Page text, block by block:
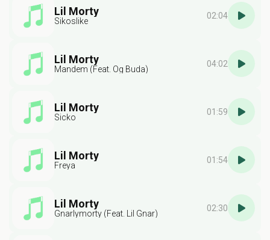
Lil Morty
Sikoslike
02:04
Lil Morty
Mandem (Feat. Og Buda)
04:02
Lil Morty
Sicko
01:59
Lil Morty
Freya
01:54
Lil Morty
Gnarlymorty (Feat. Lil Gnar)
02:30